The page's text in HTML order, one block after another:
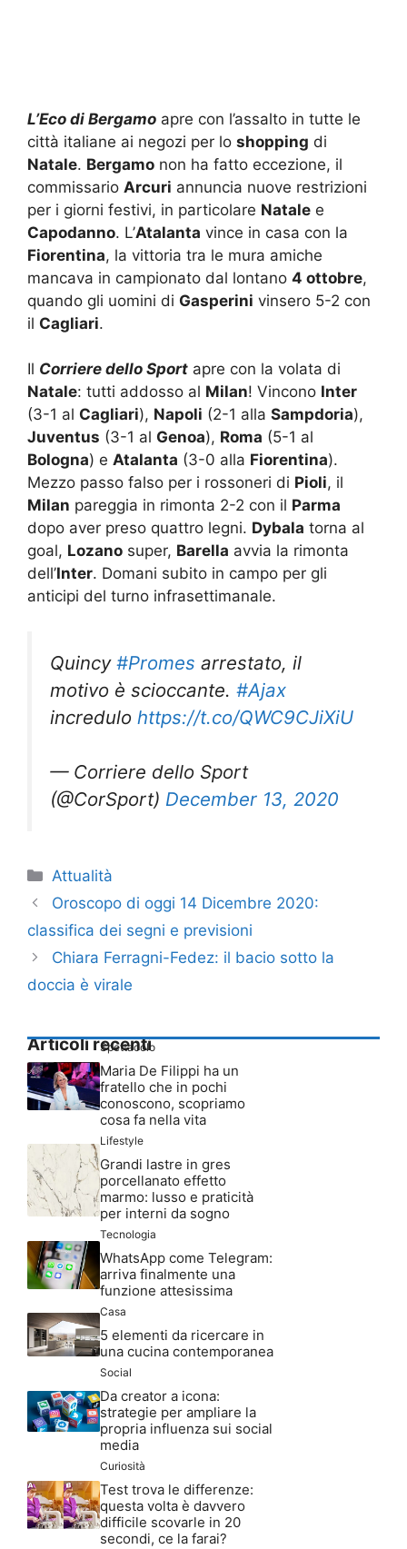
L’Eco di Bergamo apre con l’assalto in tutte le
città italiane ai negozi per lo shopping di
Natale. Bergamo non ha fatto eccezione, il
commissario Arcuri annuncia nuove restrizioni
per i giorni festivi, in particolare Natale e
Capodanno. L’Atalanta vince in casa con la
Fiorentina, la vittoria tra le mura amiche
mancava in campionato dal lontano 4 ottobre,
quando gli uomini di Gasperini vinsero 5-2 con
il Cagliari.
Il Corriere dello Sport apre con la volata di
Natale: tutti addosso al Milan! Vincono Inter
(3-1 al Cagliari), Napoli (2-1 alla Sampdoria),
Juventus (3-1 al Genoa), Roma (5-1 al
Bologna) e Atalanta (3-0 alla Fiorentina).
Mezzo passo falso per i rossoneri di Pioli, il
Milan pareggia in rimonta 2-2 con il Parma
dopo aver preso quattro legni. Dybala torna al
goal, Lozano super, Barella avvia la rimonta
dell’Inter. Domani subito in campo per gli
anticipi del turno infrasettimanale.
Quincy #Promes arrestato, il
motivo è scioccante. #Ajax
incredulo https://t.co/QWC9CJiXiU
— Corriere dello Sport
(@CorSport) December 13, 2020
Categorie
Attualità
Oroscopo di oggi 14 Dicembre 2020:
classifica dei segni e previsioni
Chiara Ferragni-Fedez: il bacio sotto la
doccia è virale
Articoli recenti
Spettacolo
Maria De Filippi ha un
fratello che in pochi
conoscono, scopriamo
cosa fa nella vita
Lifestyle
Grandi lastre in gres
porcellanato effetto
marmo: lusso e praticità
per interni da sogno
Tecnologia
WhatsApp come Telegram:
arriva finalmente una
funzione attesissima
Casa
5 elementi da ricercare in
una cucina contemporanea
Social
Da creator a icona:
strategie per ampliare la
propria influenza sui social
media
Curiosità
Test trova le differenze:
questa volta è davvero
difficile scovarle in 20
secondi, ce la farai?